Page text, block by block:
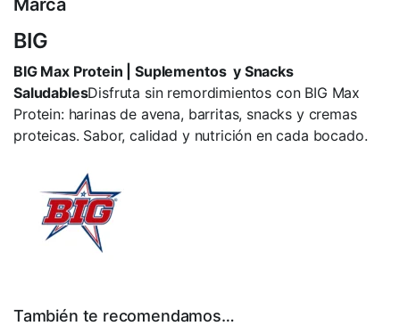
Marca
BIG
BIG Max Protein | Suplementos y Snacks
SaludablesDisfruta sin remordimientos con BIG Max
Protein: harinas de avena, barritas, snacks y cremas
proteicas. Sabor, calidad y nutrición en cada bocado.
También te recomendamos…